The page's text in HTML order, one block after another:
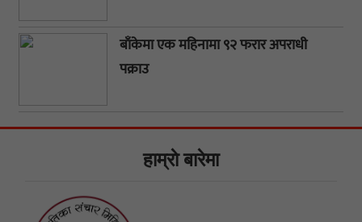
बाँकेमा एक महिनामा ९२ फरार अपराधी
पक्राउ
हाम्राे बारेमा